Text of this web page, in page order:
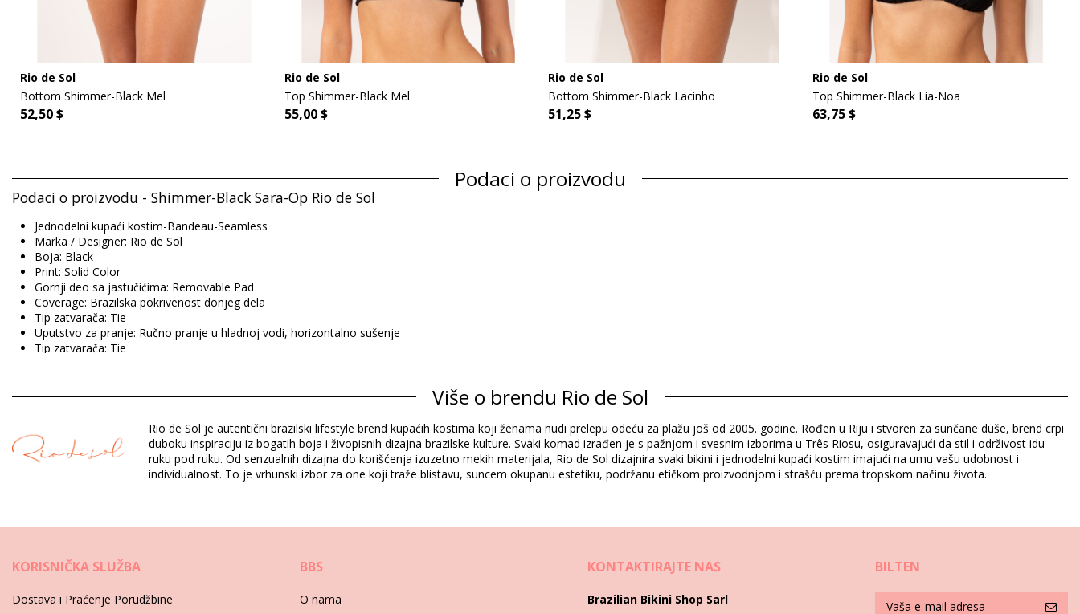
Rio de Sol
Bottom Shimmer-Black Mel
52,50 $
Rio de Sol
Top Shimmer-Black Mel
55,00 $
Rio de Sol
Bottom Shimmer-Black Lacinho
51,25 $
Rio de Sol
Top Shimmer-Black Lia-Noa
63,75 $
Podaci o proizvodu
Podaci o proizvodu - Shimmer-Black Sara-Op Rio de Sol
Jednodelni kupaći kostim-Bandeau-Seamless
Marka / Designer: Rio de Sol
Boja: Black
Print: Solid Color
Gornji deo sa jastučićima: Removable Pad
Coverage: Brazilska pokrivenost donjeg dela
Tip zatvarača: Tie
Uputstvo za pranje: Ručno pranje u hladnoj vodi, horizontalno sušenje
Tip zatvarača: Tie
Sastav
Sastav: 84% Biodegradable Nylon (AMNI SOUL ECO), 16% Spandex (LYCRA) - OEKO-TEX - Chlorine Resistant
Postava: 84% Biodegradable Nylon (AMNI SOUL ECO), 16% Spandex (LYCRA) - OEKO-TEX - Chlorine Resistant
UV zaštita: UPF 50+
Informacije o proizvodu
Pakovanje uključuje: 1 x Jednodelni kupaći kostim (Drugi pribor koji nije uključen)
SKU: 1981127028
EAN: XS (7899810456816), S (7899810456823), M (7899810456830), L (7899810456847), XL (7899810457028)
Težina: 115g / 0.25lb / 4.06oz
Retuširane fotografije
Više o brendu Rio de Sol
Rio de Sol je autentični brazilski lifestyle brend kupaćih kostima koji ženama nudi prelepu odeću za plažu još od 2005. godine. Rođen u Riju i stvoren za sunčane duše, brend crpi
duboku inspiraciju iz bogatih boja i živopisnih dizajna brazilske kulture. Svaki komad izrađen je s pažnjom i svesnim izborima u Três Riosu, osiguravajući da stil i održivost idu
ruku pod ruku. Od senzualnih dizajna do korišćenja izuzetno mekih materijala, Rio de Sol dizajnira svaki bikini i jednodelni kupaći kostim imajući na umu vašu udobnost i
individualnost. To je vrhunski izbor za one koji traže blistavu, suncem okupanu estetiku, podržanu etičkom proizvodnjom i strašću prema tropskom načinu života.
KORISNIČKA SLUŽBA
Dostava i Praćenje Porudžbine
BBS
O nama
KONTAKTIRAJTE NAS
Brazilian Bikini Shop Sarl
BILTEN